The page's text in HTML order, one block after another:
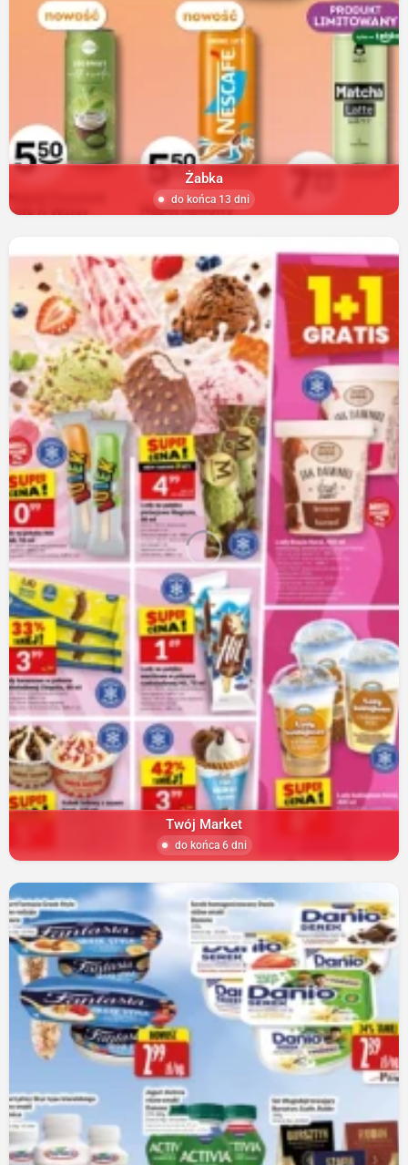
Żabka
do końca 13 dni
Twój Market
do końca 6 dni